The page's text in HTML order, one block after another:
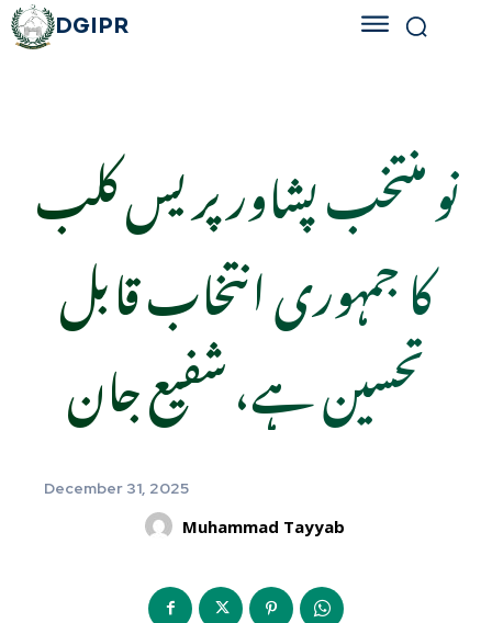
DGIPR
نو منتخب پشاور پریس کلب
کا جمہوری انتخاب قابل
تحسین ہے، شفیع جان
December 31, 2025
Muhammad Tayyab